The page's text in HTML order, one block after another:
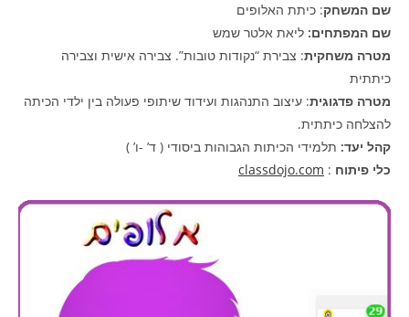
שם המשחק: כיתת האלופים
שם המפתחים: ליאת אלטר שמש
מטרה משחקית: צבירת “נקודות טובות”. צבירה אישית וצבירה
כיתתית
מטרה פדגוגית: עיצוב התנהגות ועידוד שיתופי פעולה בין ילדי הכיתה
להצלחה כיתתית.
קהל יעד: תלמידי הכיתות הגבוהות ביסודי ( ד’ -ו’ )
כלי פיתוח :
classdojo.com